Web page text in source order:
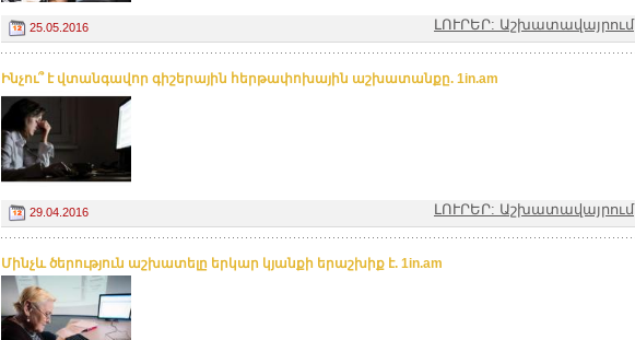
25.05.2016 ԼՈՒՐԵՐ: Աշխատավայրում
Ինչու՞ է վտանգավոր գիշերային հերթափոխային աշխատանքը. 1in.am
29.04.2016 ԼՈՒՐԵՐ: Աշխատավայրում
Մինչև ծերություն աշխատելը երկար կյանքի երաշխիք է. 1in.am